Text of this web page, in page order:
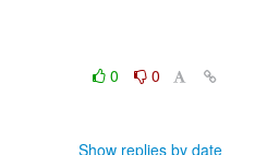
0
0
Show replies by date